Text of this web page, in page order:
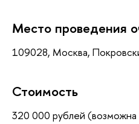
Место проведения
109028, Москва,
Стоимость
320 000 рублей (возможна